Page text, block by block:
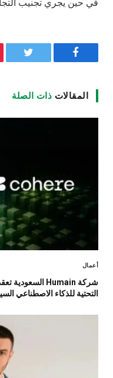
في حين يجري تجنيب
فيسبوك تويتر
المقالات ذات الصلة
أعمال
التحتية للذكاء الاصطناعي